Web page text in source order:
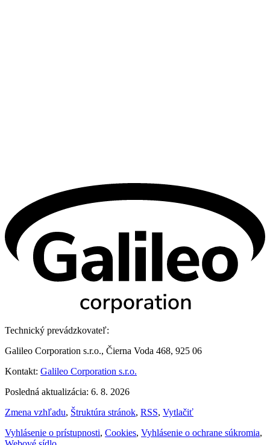
Technický prevádzkovateľ:
Galileo Corporation s.r.o., Čierna Voda 468, 925 06
Kontakt: Galileo Corporation s.r.o.
Posledná aktualizácia: 6. 8. 2026
Zmena vzhľadu, Štruktúra stránok, RSS, Vytlačiť
Vyhlásenie o prístupnosti, Cookies, Vyhlásenie o ochrane súkromia,